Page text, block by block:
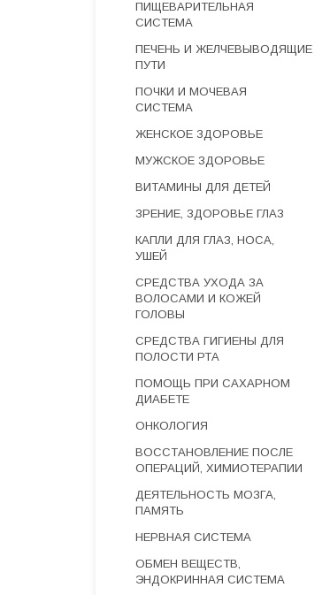
ПИЩЕВАРИТЕЛЬНАЯ
СИСТЕМА
ПЕЧЕНЬ И ЖЕЛЧЕВЫВОДЯЩИЕ
ПУТИ
ПОЧКИ И МОЧЕВАЯ
СИСТЕМА
ЖЕНСКОЕ ЗДОРОВЬЕ
МУЖСКОЕ ЗДОРОВЬЕ
ВИТАМИНЫ ДЛЯ ДЕТЕЙ
ЗРЕНИЕ, ЗДОРОВЬЕ ГЛАЗ
КАПЛИ ДЛЯ ГЛАЗ, НОСА,
УШЕЙ
СРЕДСТВА УХОДА ЗА
ВОЛОСАМИ И КОЖЕЙ
ГОЛОВЫ
СРЕДСТВА ГИГИЕНЫ ДЛЯ
ПОЛОСТИ РТА
ПОМОЩЬ ПРИ САХАРНОМ
ДИАБЕТЕ
ОНКОЛОГИЯ
ВОССТАНОВЛЕНИЕ ПОСЛЕ
ОПЕРАЦИЙ, ХИМИОТЕРАПИИ
ДЕЯТЕЛЬНОСТЬ МОЗГА,
ПАМЯТЬ
НЕРВНАЯ СИСТЕМА
ОБМЕН ВЕЩЕСТВ,
ЭНДОКРИННАЯ СИСТЕМА